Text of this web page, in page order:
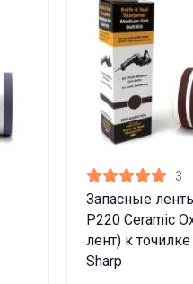
3
Запасные
P220 Ceramic
лент) к
Sharp